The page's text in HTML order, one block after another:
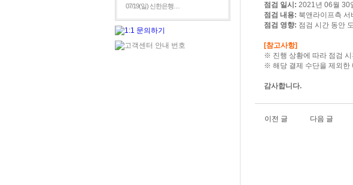
07/19(일) 신한은행…
점검 일시: 2021년 06월 30
점검 내용: 북앤라이프측 서
점검 영향: 점검 시간 동안
[참고사항]
※ 진행 상황에 따라 점검
※ 해당 결제 수단을 제외한
감사합니다.
이전 글 다음 글